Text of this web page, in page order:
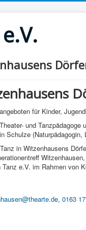
für Kinder,
und
Schulze
in Witzenhausens
e.V. im Rahmen von
, 0163